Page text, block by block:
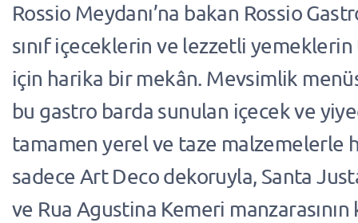
Rossio Meydanı’na bakan Rossio
sınıf içeceklerin ve lezzetli yemeklerin
için harika bir mekân. Mevsimlik
bu gastro barda sunulan içecek ve
tamamen yerel ve taze malzemelerle
sadece Art Deco dekoruyla, Santa
ve Rua Agustina Kemeri